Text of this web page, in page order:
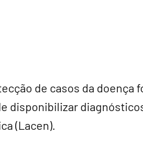
de casos da doença
disponibilizar
(Lacen).